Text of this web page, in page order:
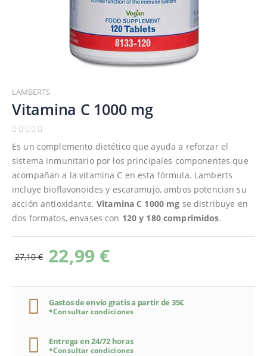
al
comienzo
de
la
galería
imágenes
LAMBERTS
Vitamina C 1000 mg
Es un complemento dietético que ayuda a reforzar el
sistema inmunitario por los principales componentes que
acompañan a la vitamina C en esta fórmula. Lamberts
incluye bioflavonoides y escaramujo, ambos potencian su
acción antioxidante. Vitamina C 1000 mg se distribuye en
dos formatos, envases con 120 y 180 comprimidos.
22,99 €
27,10 €
Gastos de envío gratis a partir de 35€
*Consultar condiciones
Entrega en 24/72 horas
*Consultar condiciones